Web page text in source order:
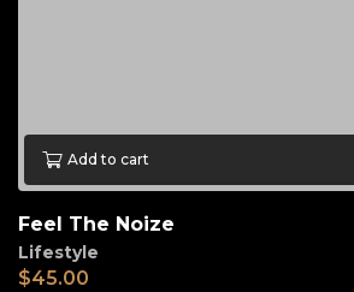
Add to cart
Feel The Noize
Lifestyle
$45.00